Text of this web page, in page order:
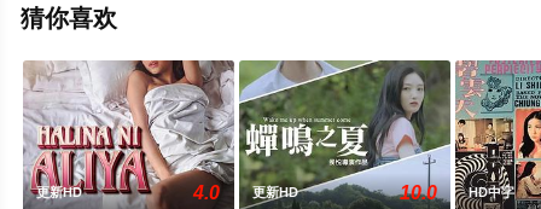
解。
猜你喜欢
更新HD 4.0 更新HD 10.0 HD中字